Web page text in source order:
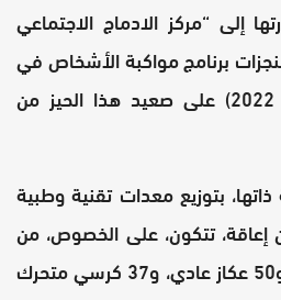
إلى “مركز الادماج الاجتماعي
برنامج مواكبة الأشخاص في
وضعية هشاشة (2019- 2022) على صعيد هذا الحيز من
بتوزيع معدات تقنية وطبية
تتكون، على الخصوص، من
100 كرسي متحرك كبير، و50 عكاز عادي، و37 كرسي متحرك